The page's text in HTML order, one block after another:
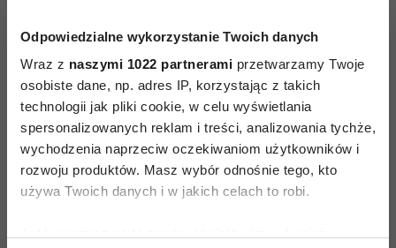
Odpowiedzialne wykorzystanie Twoich danych
Wraz z naszymi 1022 partnerami przetwarzamy Twoje
osobiste dane, np. adres IP, korzystając z takich
technologii jak pliki cookie, w celu wyświetlania
spersonalizowanych reklam i treści, analizowania tychże,
wychodzenia naprzeciw oczekiwaniom użytkowników i
rozwoju produktów. Masz wybór odnośnie tego, kto
używa Twoich danych i w jakich celach to robi.
AUTOPROMOCJA